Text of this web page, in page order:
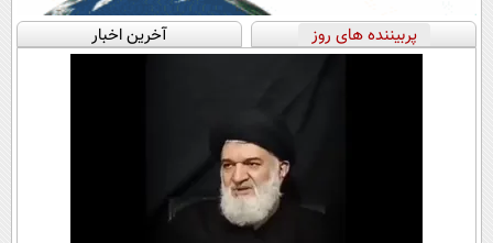
پربیننده های روز آخرین اخبار